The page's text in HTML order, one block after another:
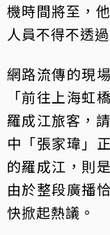
機時間將至，
人員不得不透
網路流傳的現
「前往上海虹
羅成江旅客，
中「張家瑋」
的羅成江，則
由於整段廣播
快掀起熱議。